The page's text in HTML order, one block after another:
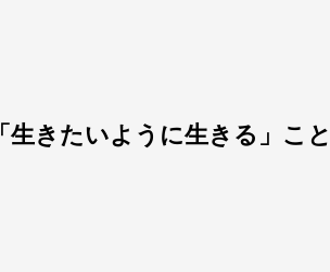
「生きたいように生きる」こと